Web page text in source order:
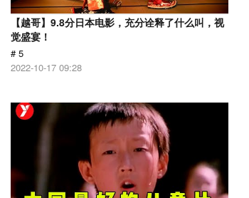
【越哥】9.8分日本电影，充分诠释了什么叫，视
觉盛宴！
# 5
2022-10-17 09:28